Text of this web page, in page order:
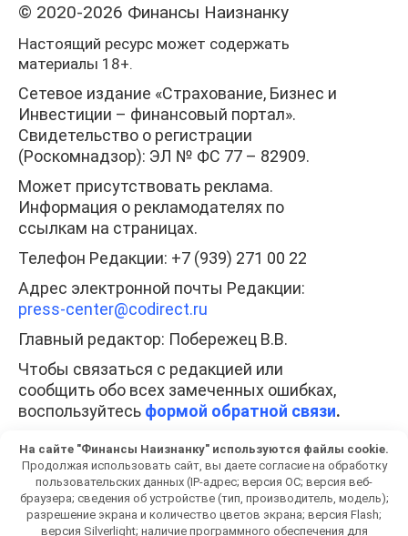
© 2020-2026 Финансы Наизнанку
Настоящий ресурс может содержать
материалы 18+.
Сетевое издание «Страхование, Бизнес и
Инвестиции – финансовый портал».
Свидетельство о регистрации
(Роскомнадзор): ЭЛ № ФС 77 – 82909.
Может присутствовать реклама.
Информация о рекламодателях по
ссылкам на страницах.
Телефон Редакции: +7 (939) 271 00 22
Адрес электронной почты Редакции:
press-center@codirect.ru
Главный редактор: Побережец В.В.
Чтобы связаться с редакцией или
сообщить обо всех замеченных ошибках,
воспользуйтесь формой обратной связи.
При полном или частичном использовании
любых материалов гиперссылка на
fiscam.ru обязательна. Копирование
материалов без разрешения
администрации сайта запрещено.
На сайте "Финансы Наизнанку" используются файлы cookie.
Продолжая использовать сайт, вы даете согласие на обработку
пользовательских данных (IP-адрес; версия ОС; версия веб-
браузера; сведения об устройстве (тип, производитель, модель);
разрешение экрана и количество цветов экрана; версия Flash;
версия Silverlight; наличие программного обеспечения для